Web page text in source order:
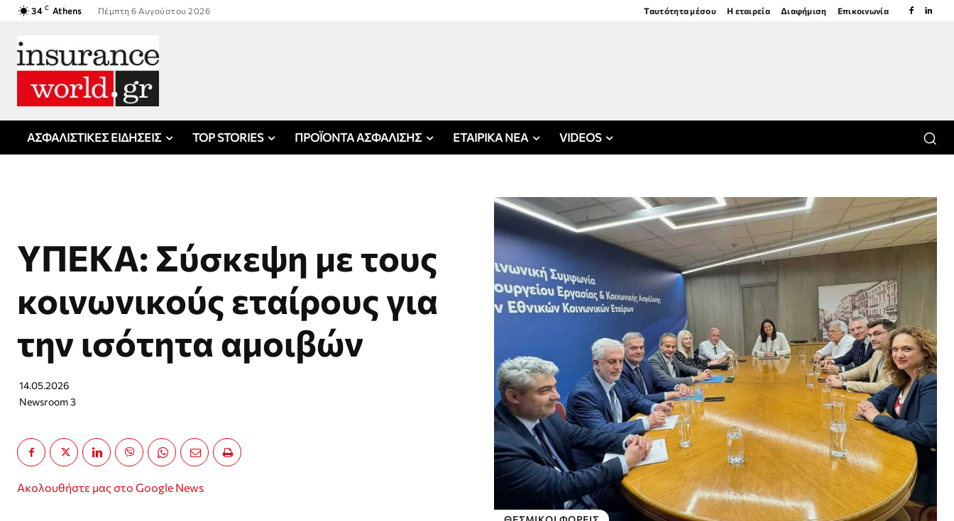
34 C Athens Πέμπτη 6 Αυγούστου 2026 Ταυτότητα μέσου Η εταιρεία Διαφήμιση Επικοινωνία
ΑΣΦΑΛΙΣΤΙΚΕΣ ΕΙΔΗΣΕΙΣ TOP STORIES ΠΡΟΪΟΝΤΑ ΑΣΦΑΛΙΣΗΣ ΕΤΑΙΡΙΚΑ ΝΕΑ VIDEOS
ΥΠΕΚΑ: Σύσκεψη με τους
κοινωνικούς εταίρους για
την ισότητα αμοιβών
14.05.2026
Newsroom 3
Ακολουθήστε μας στο Google News